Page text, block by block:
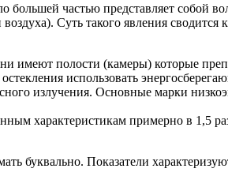
большей частью представляет
Суть такого явления
имеют полости (камеры) которые
использовать
излучения. Основные марки
характеристикам примерно в 1,5
буквально. Показатели